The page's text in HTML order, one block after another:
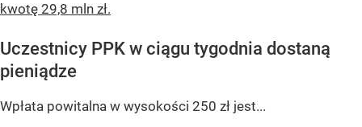
kwotę 29,8 mln zł.
Uczestnicy PPK w ciągu tygodnia dostaną
pieniądze
Wpłata powitalna w wysokości 250 zł jest...